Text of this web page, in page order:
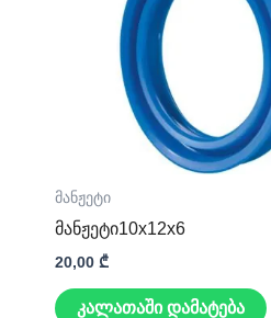
მანჟეტი
მანჟეტი10x12x6
20,00 ₾
კალათაში დამატება